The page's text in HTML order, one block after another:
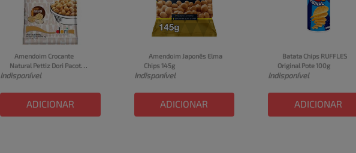
Amendoim Crocante
Natural Pettiz Dori Pacote
500g
Indisponível
ADICIONAR
Amendoim Japonês Elma
Chips 145g
Indisponível
ADICIONAR
Batata Chips RUFFLES
Original Pote 100g
Indisponível
ADICIONAR